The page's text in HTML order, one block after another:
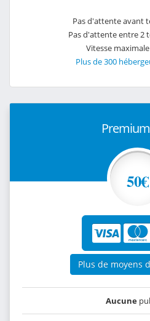
Pas d'attente avant
Pas d'attente entre 2
Vitesse
Plus de 300
50€
Plus de moyens
Aucune